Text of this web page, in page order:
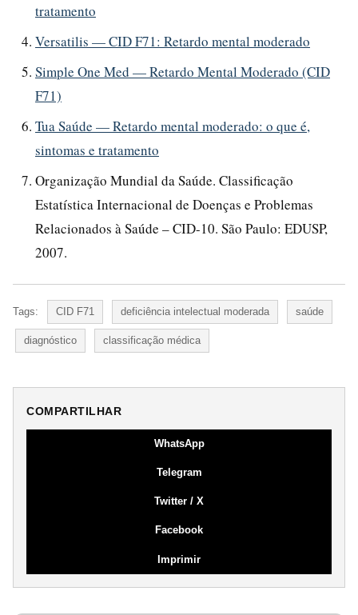
tratamento
Versatilis — CID F71: Retardo mental moderado
Simple One Med — Retardo Mental Moderado (CID
F71)
Tua Saúde — Retardo mental moderado: o que é,
sintomas e tratamento
Organização Mundial da Saúde. Classificação
Estatística Internacional de Doenças e Problemas
Relacionados à Saúde – CID-10. São Paulo: EDUSP,
2007.
Tags: CID F71 deficiência intelectual moderada saúde
diagnóstico classificação médica
COMPARTILHAR
WhatsApp
Telegram
Twitter / X
Facebook
Imprimir